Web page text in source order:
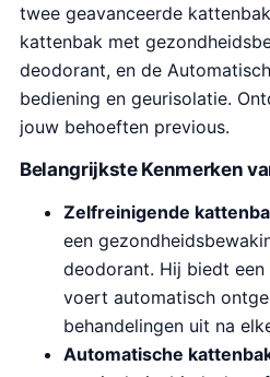
twee geavanceerde
kattenbak met
deodorant, en de
bediening en geurisolatie.
jouw behoeften previous.
Belangrijkste Kenmerken
Zelfreinigende
een
deodorant. Hij biedt
voert automatisch
behandelingen uit na
Automatische